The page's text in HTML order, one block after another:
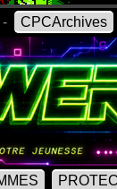
- CPCArchives